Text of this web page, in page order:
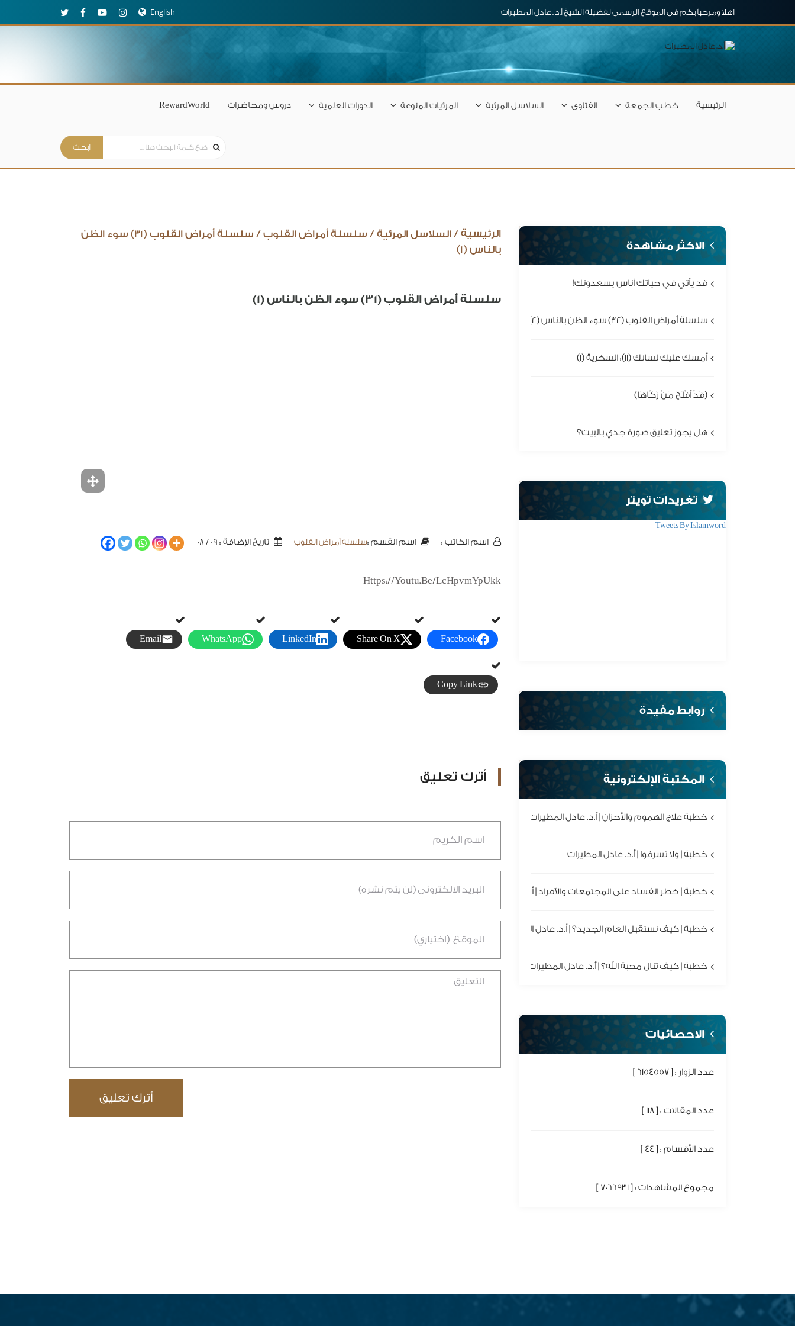
اهلاَ ومرحباَ بكم فى الموقع الرسمى لفضيلة الشيخ أ.د . عادل المطيرات English
الرئيسية خطب الجمعة الفتاوى السلاسل المرئية المرئيات المنوعة الدورات العلمية دروس ومحاضرات RewardWorld
الرئيسية / السلاسل المرئية / سلسلة أمراض القلوب /
سلسلة أمراض القلوب (31) سوء الظن
بالناس (1)
سلسلة أمراض القلوب (31) سوء الظن بالناس (1)
اسم الكاتب : اسم القسم :سلسلة أمراض القلوب تاريخ الإضافة : 09 / 08
Https://youtu.be/LcHpvmYpUkk
Facebook
Share On X
LinkedIn
WhatsApp
Email
Copy Link
أترك تعليق
الاكثر مشاهدة
قد يأتي في حياتك أناس يسعدونك!
سلسلة أمراض القلوب (32) سوء الظن بالناس (2)
أمسك عليك لسانك (11): السخرية (1)
(قَدْ أَفْلَحَ مَنْ زَكَّاهَا)
هل يجوز تعليق صورة جدي بالبيت؟
تغريدات تويتر
Tweets By Islamword
روابط مفيدة
المكتبة الإلكترونية
خطبة علاج الهموم والأحزان | أ.د. عادل المطيرات
خطبة | ولا تسرفوا | أ.د. عادل المطيرات
خطبة | خطر الفساد على المجتمعات والأفراد | أ.د. عادل المطيرات
خطبة | كيف نستقبل العام الجديد؟ | أ.د. عادل المطيرات
خطبة | كيف تنال محبة الله؟ | أ.د. عادل المطيرات
الاحصائيات
عدد الزوار : [ 6154557 ]
عدد المقالات : [ 118 ]
عدد الأقسام : [ 44 ]
مجموع المشاهدات : [ 7066931 ]